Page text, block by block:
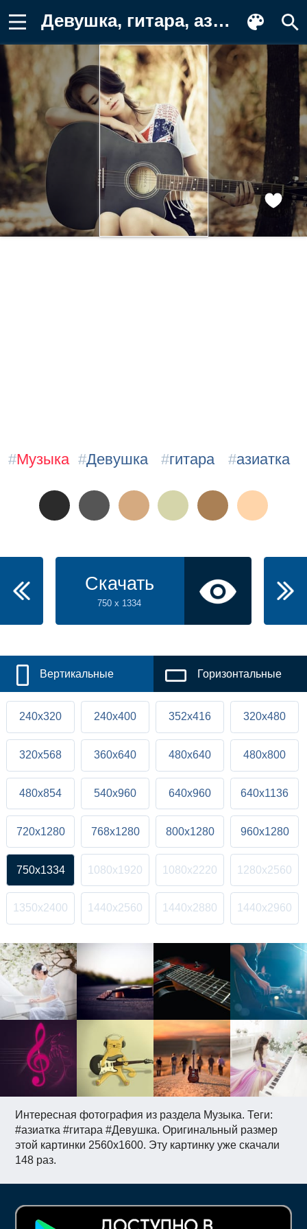
Девушка, гитара, азиатка Обои на телефон
Интересная фотография из раздела Музыка. Теги:
#азиатка #гитара #Девушка. Оригинальный размер
этой картинки 2560x1600. Эту картинку уже скачали
148 раз.
#Музыка #Девушка #гитара #азиатка
Скачать
750 x 1334
Вертикальные Горизонтальные
240x320 240x400 352x416 320x480
320x568 360x640 480x640 480x800
480x854 540x960 640x960 640x1136
720x1280 768x1280 800x1280 960x1280
750x1334 1080x1920 1080x2220 1280x2560
1350x2400 1440x2560 1440x2880 1440x2960